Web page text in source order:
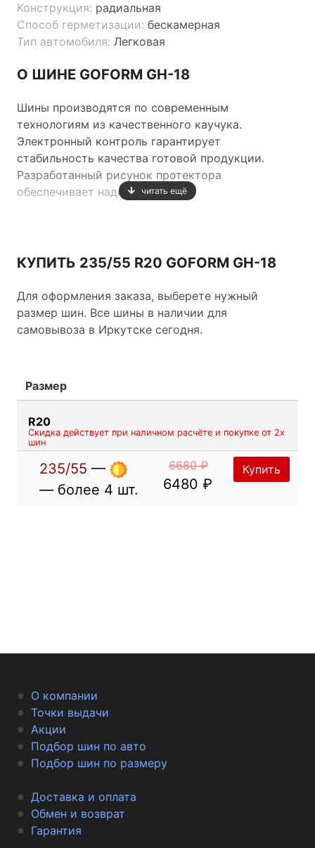
Конструкция: радиальная
Способ герметизации: бескамерная
Тип автомобиля: Легковая
О ШИНЕ GOFORM GH-18
Шины производятся по современным
технологиям из качественного каучука.
Электронный контроль гарантирует
стабильность качества готовой продукции.
Разработанный рисунок протектора
обеспечивает надежныйчитать ещё
КУПИТЬ 235/55 R20 GOFORM GH-18
Для оформления заказа, выберете нужный
размер шин. Все шины в наличии для
самовывоза в Иркутске сегодня.
Размер
R20
Скидка действует при наличном расчёте и покупке от 2х
шин
235/55 —
— более 4 шт.
6680 ₽
6480 ₽
Купить
О компании
Точки выдачи
Акции
Подбор шин по авто
Подбор шин по размеру
Доставка и оплата
Обмен и возврат
Гарантия